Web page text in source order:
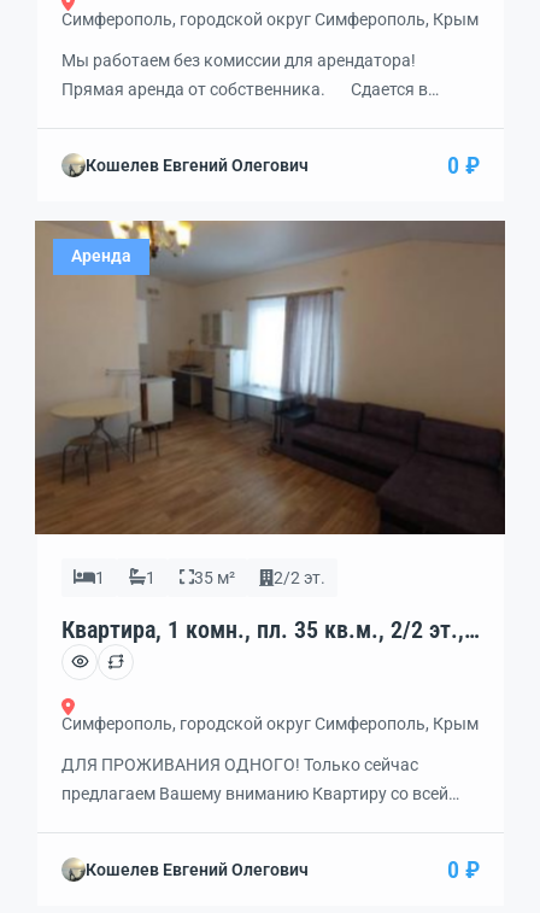
Симферополь, городской округ Симферополь, Крым
Мы работаем без комиссии для арендатора!
Прямая аренда от собственника. Сдается в
улицы! Возможное использование: любая торговля,
развлекательный центр и многое другое. Высота
потолков 4,75 м. Рассмотрим любые встречные
предложения! […]
Кошелев Евгений Олегович 0 ₽
Аренда
1 1 35 м² 2/2 эт.
Квартира, 1 комн., пл. 35 кв.м., 2/2 эт.,
код: 454886
Симферополь, городской округ Симферополь, Крым
ДЛЯ ПРОЖИВАНИЯ ОДНОГО! Только сейчас
предлагаем Вашему вниманию Квартиру со всей
со всеми удобствами в районе Ак-Мечети г.
Кошелев Евгений Олегович 0 ₽